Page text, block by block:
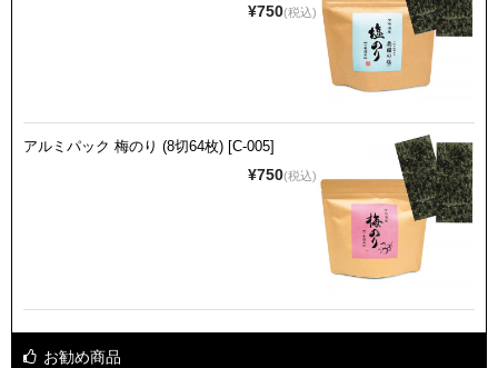
¥750(税込)
アルミパック 梅のり (8切64枚) [C-005]
¥750(税込)
お勧め商品